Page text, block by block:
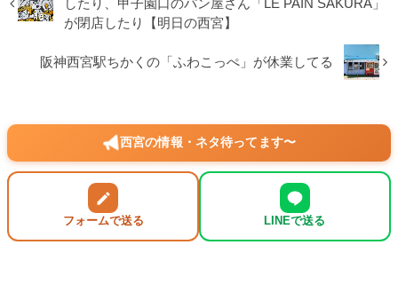
したり、甲子園口のパン屋さん「LE PAIN SAKURA」
が閉店したり【明日の西宮】
阪神西宮駅ちかくの「ふわこっぺ」が休業してる
西宮の情報・ネタ待ってます〜
フォームで送る LINEで送る